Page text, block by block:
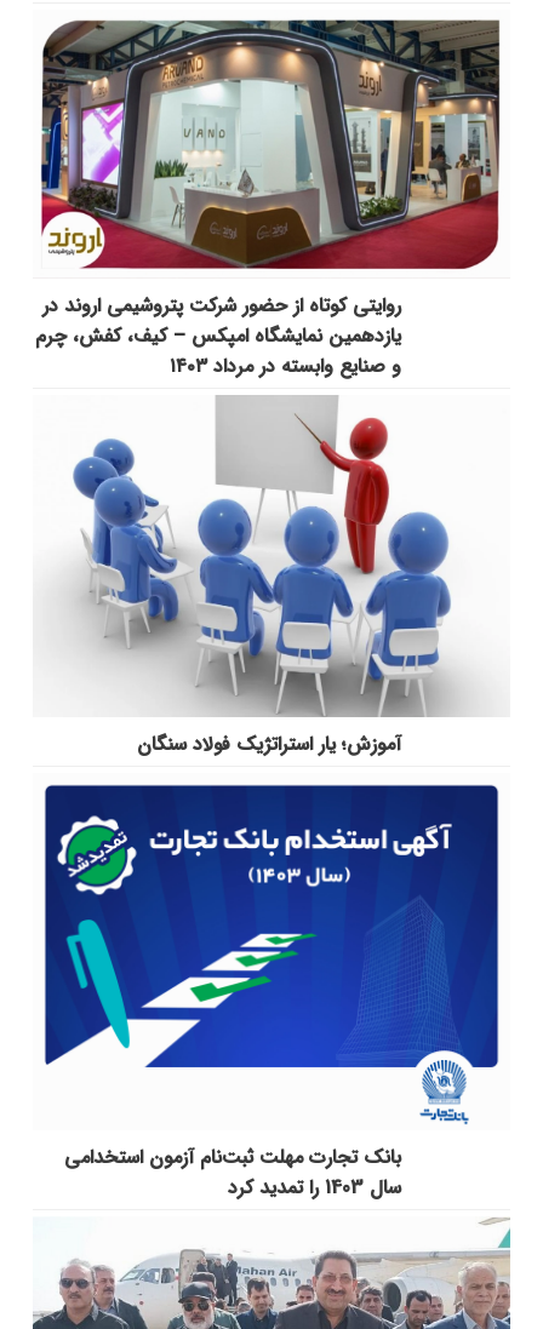
روایتی کوتاه از حضور شرکت پتروشیمی اروند در
یازدهمین نمایشگاه امپکس‌ – کیف، کفش، چرم
و صنایع وابسته در مرداد ۱۴۰۳
آموزش؛ یار استراتژیک فولاد سنگان
بانک تجارت مهلت ثبت‌نام آزمون استخدامی
سال 1403 را تمدید کرد